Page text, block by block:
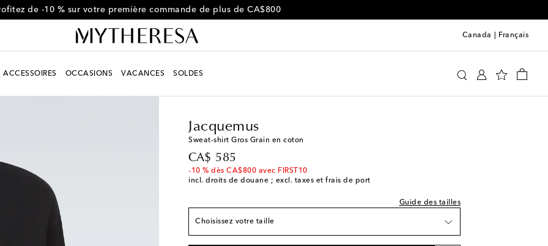
de -10 % sur votre première commande de plus de CA$800
Canada Français
ACCESSOIRES OCCASIONS VACANCES SOLDES
Jacquemus
Sweat-shirt Gros Grain en coton
CA$ 585
original price
-10 % dès CA$800 avec FIRST10
incl. droits de douane ; excl. taxes et frais de port
Guide des tailles
Choisissez votre taille
XS / US 34 Dernière pièce
M / US 38
L / US 40
XXL / US 44 Stock faible